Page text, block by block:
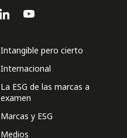
Intangible pero cierto
Internacional
La ESG de las marcas a
examen
Marcas y ESG
Medios